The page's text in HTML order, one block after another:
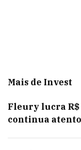
Mais de Invest
Fleury lucra R$
continua